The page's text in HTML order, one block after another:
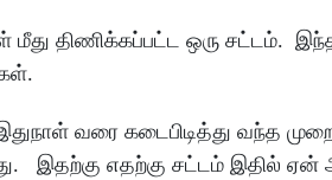
திணிக்கப்பட்ட ஒரு சட்டம்.
வரை கடைபிடித்து வந்த
இதற்கு எதற்கு சட்டம் இதில் ஏன்